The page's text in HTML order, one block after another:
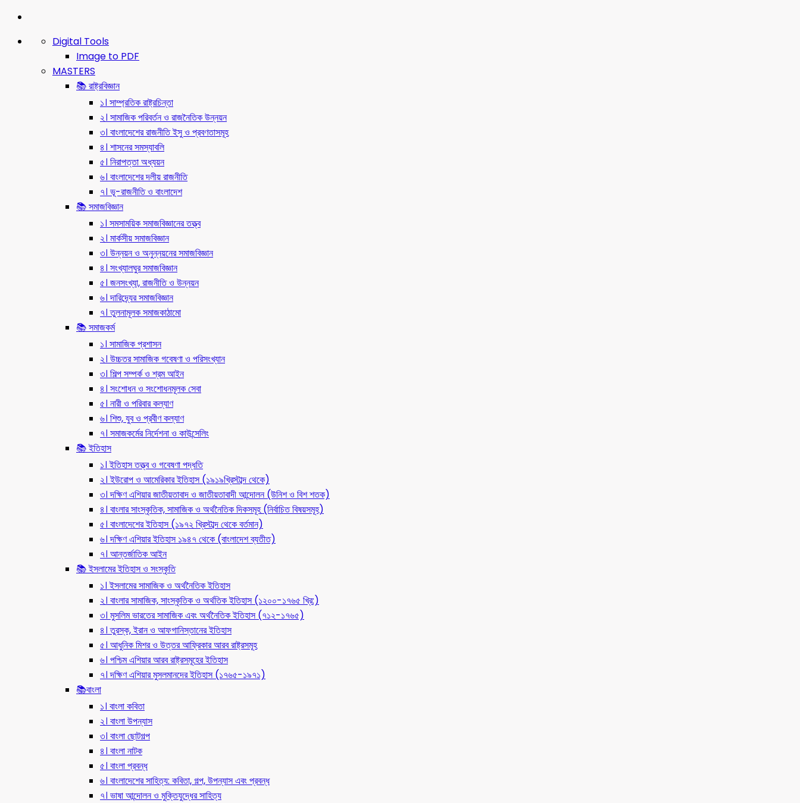
Digital Tools
Image to PDF
MASTERS
📚 রাষ্ট্রবিজ্ঞান
১। সাম্প্রতিক রাষ্ট্রচিন্তা
২। সামাজিক পরিবর্তন ও রাজনৈতিক উন্নয়ন
৩। বাংলাদেশের রাজনীতি ইসু ও প্রবণতাসমূহ
৪। শাসনের সমস্যাবলি
৫। নিরাপত্তা অধ্যয়ন
৬। বাংলাদেশের দলীয় রাজনীতি
৭। ভূ-রাজনীতি ও বাংলাদেশ
📚 সমাজবিজ্ঞান
১। সমসাময়িক সমাজবিজ্ঞানের তত্ত্ব
২। মার্কসীয় সমাজবিজ্ঞান
৩। উন্নয়ন ও অনুন্নয়নের সমাজবিজ্ঞান
৪। সংখ্যালঘুর সমাজবিজ্ঞান
৫। জনসংখ্যা, রাজনীতি ও উন্নয়ন
৬। দারিদ্র্যের সমাজবিজ্ঞান
৭। তুলনামূলক সমাজকাঠামো
📚 সমাজকর্ম
১। সামাজিক প্রশাসন
২। উচ্চতর সামাজিক গবেষণা ও পরিসংখ্যান
৩। শিল্প সম্পর্ক ও শ্রম আইন
৪। সংশোধন ও সংশোধনমূলক সেবা
৫। নারী ও পরিবার কল্যাণ
৬। শিশু, যুব ও প্রবীণ কল্যাণ
৭। সমাজকর্মের নির্দেশনা ও কাউন্সেলিং
📚 ইতিহাস
১। ইতিহাস তত্ত্ব ও গবেষণা পদ্ধতি
২। ইউরোপ ও আমেরিকার ইতিহাস (১৯১৯খ্রিস্টাব্দ থেকে)
৩। দক্ষিণ এশিয়ার জাতীয়তাবাদ ও জাতীয়তাবাদী আন্দোলন (উনিশ ও বিশ শতক)
৪। বাংলার সাংস্কৃতিক, সামাজিক ও অর্থনৈতিক দিকসমূহ (নির্বাচিত বিষয়সমূহ)
৫। বাংলাদেশের ইতিহাস (১৯৭২ খ্রিস্টাব্দ থেকে বর্তমান)
৬। দক্ষিণ এশিয়ার ইতিহাস ১৯৪৭ থেকে (বাংলাদেশ ব্যতীত)
৭। আন্তর্জাতিক আইন
📚 ইসলামের ইতিহাস ও সংস্কৃতি
১। ইসলামের সামাজিক ও অর্থনৈতিক ইতিহাস
২। বাংলার সামাজিক, সাংস্কৃতিক ও অর্থতিক ইতিহাস (১২০০-১৭৬৫ খ্রি:)
৩। মুসলিম ভারতের সামাজিক এবং অর্থনৈতিক ইতিহাস (৭১২-১৭৬৫)
৪। তুরস্ক, ইরান ও আফগানিস্তানের ইতিহাস
৫। আধুনিক মিশর ও উত্তর আফ্রিকার আরব রাষ্ট্রসমূহ
৬। পশ্চিম এশিয়ার আরব রাষ্ট্রসমূহের ইতিহাস
৭। দক্ষিণ এশিয়ার মুসলমানদের ইতিহাস (১৭৬৫-১৯৭১)
📚বাংলা
১। বাংলা কবিতা
২। বাংলা উপন্যাস
৩। বাংলা ছোটগল্প
৪। বাংলা নাটক
৫। বাংলা প্রবন্ধ
৬। বাংলাদেশের সাহিত্য: কবিতা, গল্প, উপন্যাস এবং প্রবন্ধ
৭। ভাষা আন্দোলন ও মুক্তিযুদ্ধের সাহিত্য